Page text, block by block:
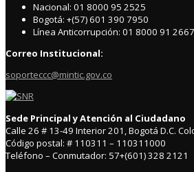
Nacional: 01 8000 95 2525
Bogotá: +(57) 601 390 7950
Línea Anticorrupción: 01 8000 91 2667
Correo Institucional:
soporteccc@mintic.gov.co
Sede Principal y Atención al Ciudadano
Calle 26 # 13-49 Interior 201, Bogotá D.C.
Código postal: # 110311 – 110311000
Teléfono – Conmutador: 57+(601) 328 2121